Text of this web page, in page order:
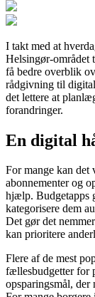
I takt med at
Helsingør-området
få bedre overblik
rådgivning til
det lettere at
forandringer.
En digital
For mange kan det
abonnementer og
hjælp. Budgetapps
kategorisere dem
Det gør det
kan prioritere
Flere af de mest
fællesbudgetter for
opsparingsmål,